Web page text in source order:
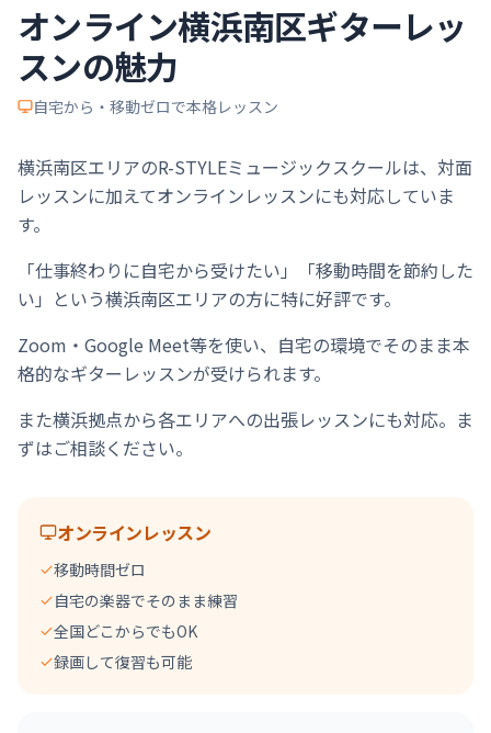
オンライン横浜南区ギターレッ
スンの魅力
自宅から・移動ゼロで本格レッスン
横浜南区エリアのR-STYLEミュージックスクールは、対面
レッスンに加えてオンラインレッスンにも対応していま
す。
「仕事終わりに自宅から受けたい」「移動時間を節約した
い」という横浜南区エリアの方に特に好評です。
Zoom・Google Meet等を使い、自宅の環境でそのまま本
格的なギターレッスンが受けられます。
また横浜拠点から各エリアへの出張レッスンにも対応。ま
ずはご相談ください。
オンラインレッスン
移動時間ゼロ
自宅の楽器でそのまま練習
全国どこからでもOK
録画して復習も可能